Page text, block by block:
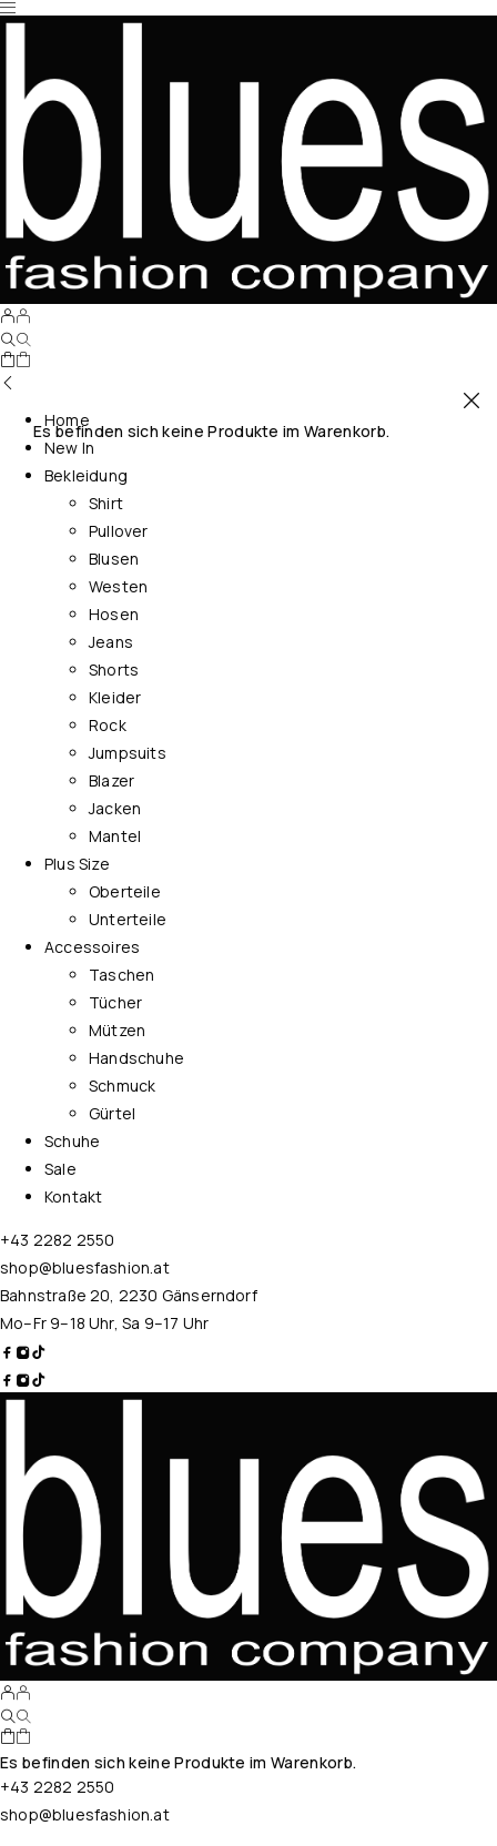
Es befinden sich keine Produkte im Warenkorb.
Home
New In
Bekleidung
Shirt
Pullover
Blusen
Westen
Hosen
Jeans
Shorts
Kleider
Rock
Jumpsuits
Blazer
Jacken
Mantel
Plus Size
Oberteile
Unterteile
Accessoires
Taschen
Tücher
Mützen
Handschuhe
Schmuck
Gürtel
Schuhe
Sale
Kontakt
+43 2282 2550
shop@bluesfashion.at
Bahnstraße 20, 2230 Gänserndorf
Mo–Fr 9–18 Uhr, Sa 9–17 Uhr
Es befinden sich keine Produkte im Warenkorb.
+43 2282 2550
shop@bluesfashion.at